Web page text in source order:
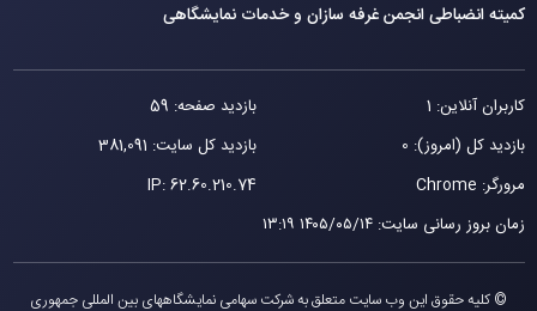
کمیته انضباطی انجمن غرفه سازان و خدمات نمایشگاهی
کاربران آنلاین: 1
بازدید صفحه: 59
بازدید کل (امروز): 0
بازدید کل سایت: 381,091
مرورگر: Chrome
IP:62.60.210.74
زمان بروز رسانی سایت:۱۴۰۵/۰۵/۱۴ ۱۳:۱۹
© کلیه حقوق این وب سایت متعلق به شرکت سهامی نمایشگاههای بین المللی جمهوری